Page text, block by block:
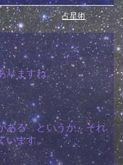
日 カテゴリー :占星術
りますね。
ある というか、それ
います。